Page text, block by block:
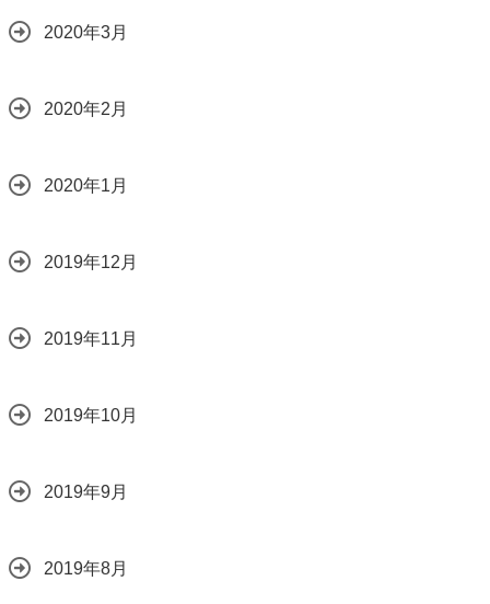
2020年3月
2020年2月
2020年1月
2019年12月
2019年11月
2019年10月
2019年9月
2019年8月